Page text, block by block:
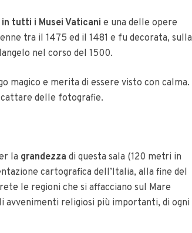
in tutti i Musei Vaticani e una delle opere
tra il 1475 ed il 1481 e fu decorata, sulla
nel corso del 1500.
magico e merita di essere visto con calma.
delle fotografie.
la grandezza di questa sala (120 metri in
cartografica dell’Italia, alla fine del
le regioni che si affacciano sul Mare
avvenimenti religiosi più importanti, di ogni